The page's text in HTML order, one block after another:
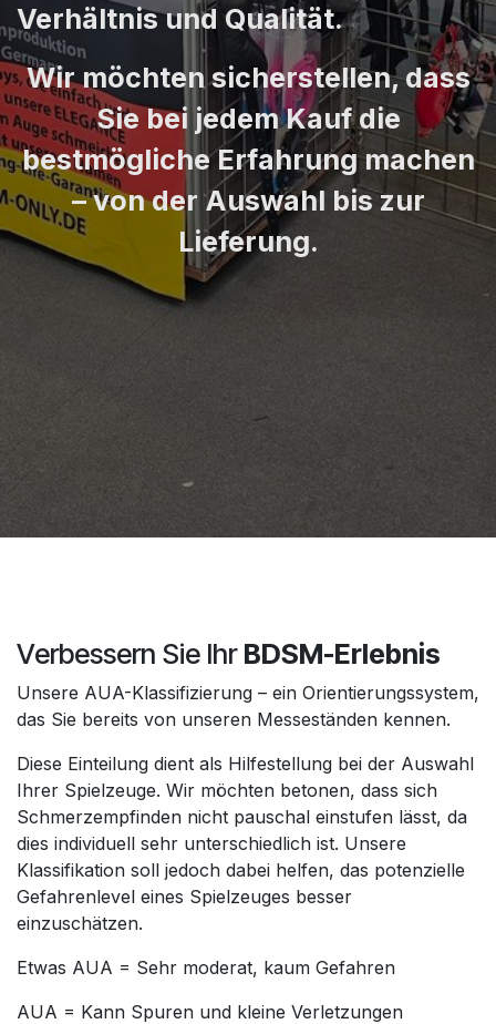
Verhältnis und Qualität.
Wir möchten sicherstellen, dass
Sie bei jedem Kauf die
bestmögliche Erfahrung machen
– von der Auswahl bis zur
Lieferung.
Verbessern Sie Ihr BDSM-Erlebnis
Unsere AUA-Klassifizierung – ein Orientierungssystem,
das Sie bereits von unseren Messeständen kennen.
Diese Einteilung dient als Hilfestellung bei der Auswahl
Ihrer Spielzeuge. Wir möchten betonen, dass sich
Schmerzempfinden nicht pauschal einstufen lässt, da
dies individuell sehr unterschiedlich ist. Unsere
Klassifikation soll jedoch dabei helfen, das potenzielle
Gefahrenlevel eines Spielzeuges besser
einzuschätzen.
Etwas AUA = Sehr moderat, kaum Gefahren
AUA = Kann Spuren und kleine Verletzungen